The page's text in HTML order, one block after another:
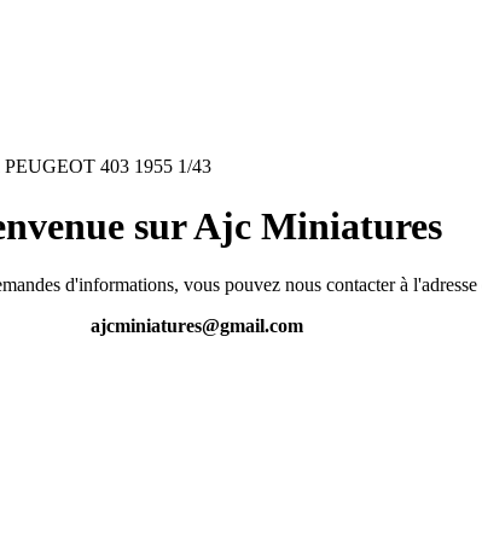
403 1955 1/43
sur Ajc Miniatures
d'informations, vous pouvez nous contacter à l'adresse
ajcminiatures@gmail.com